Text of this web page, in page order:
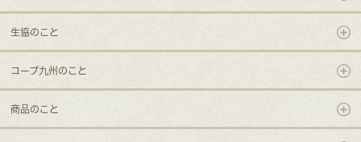
生協のこと
コープ九州のこと
商品のこと